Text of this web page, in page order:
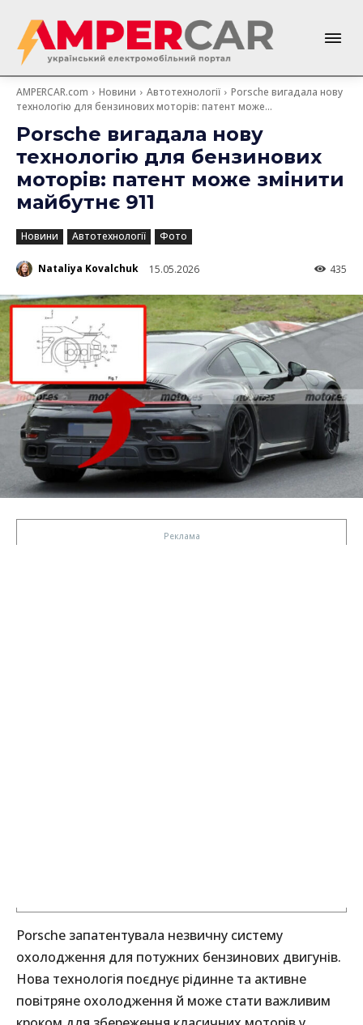
AMPERCAR.com Новини Автотехнології
Porsche вигадала нову
технологію для бензинових моторів: патент може...
Porsche вигадала нову
технологію для бензинових
моторів: патент може змінити
майбутнє 911
Новини Автотехнології Фото
Nataliya Kovalchuk 15.05.2026 435
Porsche запатентувала незвичну систему
охолодження для потужних бензинових двигунів.
Нова технологія поєднує рідинне та активне
повітряне охолодження й може стати важливим